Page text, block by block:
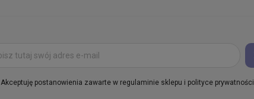
Akceptuję postanowienia zawarte w regulaminie sklepu i polityce prywatności